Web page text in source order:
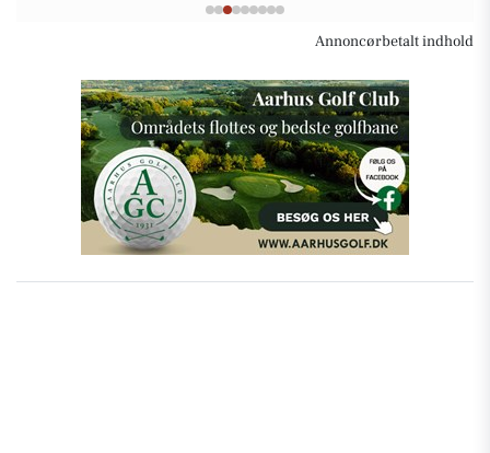
Annoncørbetalt indhold